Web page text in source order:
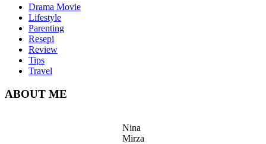
Drama Movie
Lifestyle
Parenting
Resepi
Review
Tips
Travel
ABOUT ME
Nina
Mirza